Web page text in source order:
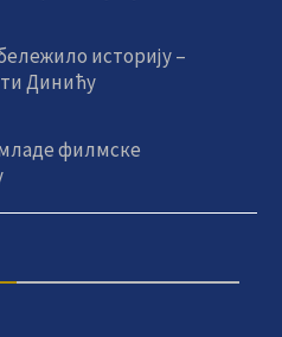
историју –
Динићу
филмске